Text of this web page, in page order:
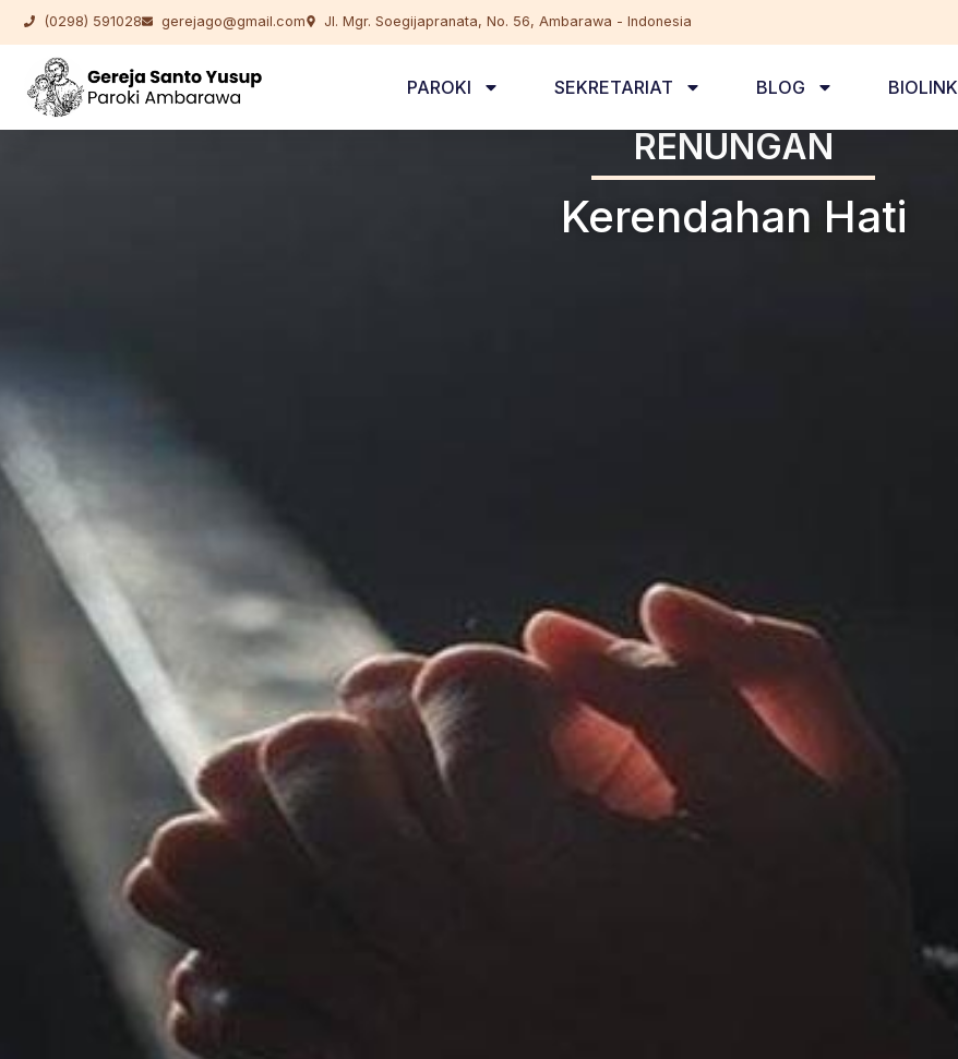
(0298) 591028 gerejago@gmail.com Jl. Mgr. Soegijapranata, No. 56, Ambarawa - Indonesia
PAROKI SEKRETARIAT BLOG BIOLINK
RENUNGAN
Kerendahan Hati